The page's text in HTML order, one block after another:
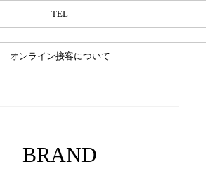
TEL
オンライン接客について
BRAND